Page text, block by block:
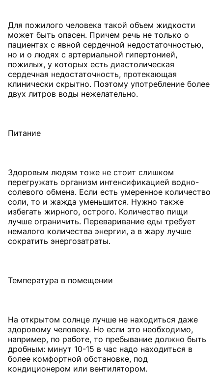
Для пожилого человека такой объем жидкости
может быть опасен. Причем речь не только о
пациентах с явной сердечной недостаточностью,
но и о людях с артериальной гипертонией,
пожилых, у которых есть диастолическая
сердечная недостаточность, протекающая
клинически скрытно. Поэтому употребление более
двух литров воды нежелательно.
Питание
Здоровым людям тоже не стоит слишком
перегружать организм интенсификацией водно-
солевого обмена. Если есть умеренное количество
соли, то и жажда уменьшится. Нужно также
избегать жирного, острого. Количество пищи
лучше ограничить. Переваривание еды требует
немалого количества энергии, а в жару лучше
сократить энергозатраты.
Температура в помещении
На открытом солнце лучше не находиться даже
здоровому человеку. Но если это необходимо,
например, по работе, то пребывание должно быть
дробным: минут 10-15 в час надо находиться в
более комфортной обстановке, под
кондиционером или вентилятором.